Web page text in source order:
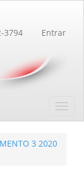
3794 Entrar
3 2020